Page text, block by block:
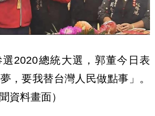
2020總統大選，郭董今日表
，要我替台灣人民做點事」。
資料畫面）